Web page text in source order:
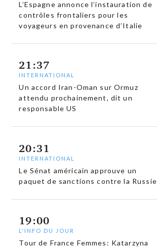
L’Espagne annonce l’instauration de
contrôles frontaliers pour les
voyageurs en provenance d’Italie
21:37
INTERNATIONAL
Un accord Iran-Oman sur Ormuz
attendu prochainement, dit un
responsable US
20:31
INTERNATIONAL
Le Sénat américain approuve un
paquet de sanctions contre la Russie
19:00
L'INFO DU JOUR
Tour de France Femmes: Katarzyna